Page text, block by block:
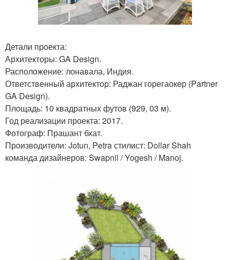
Детали проекта:
Архитекторы: GA Design.
Расположение: лонавала, Индия.
Ответственный архитектор: Раджан горегаокер (Partner
GA Design).
Площадь: 10 квадратных футов (929, 03 м).
Год реализации проекта: 2017.
Фотограф: Прашант бхат.
Производители: Jotun, Petra стилист: Dollar Shah
команда дизайнеров: Swapnil / Yogesh / Manoj.